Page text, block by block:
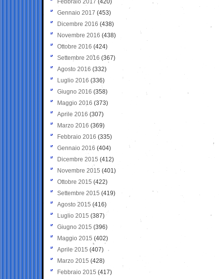
Febbraio 2017 (420)
Gennaio 2017 (453)
Dicembre 2016 (438)
Novembre 2016 (438)
Ottobre 2016 (424)
Settembre 2016 (367)
Agosto 2016 (332)
Luglio 2016 (336)
Giugno 2016 (358)
Maggio 2016 (373)
Aprile 2016 (307)
Marzo 2016 (369)
Febbraio 2016 (335)
Gennaio 2016 (404)
Dicembre 2015 (412)
Novembre 2015 (401)
Ottobre 2015 (422)
Settembre 2015 (419)
Agosto 2015 (416)
Luglio 2015 (387)
Giugno 2015 (396)
Maggio 2015 (402)
Aprile 2015 (407)
Marzo 2015 (428)
Febbraio 2015 (417)